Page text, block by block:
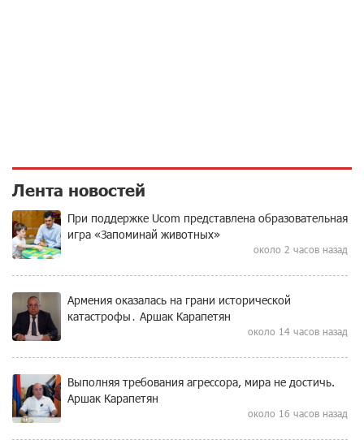
Лента новостей
При поддержке Ucom представлена образовательная
игра «Запоминай животных»
около 2 часов назад
Армения оказалась на грани исторической
катастрофы․ Аршак Карапетян
около 14 часов назад
Выполняя требования агрессора, мира не достичь.
Аршак Карапетян
около 16 часов назад